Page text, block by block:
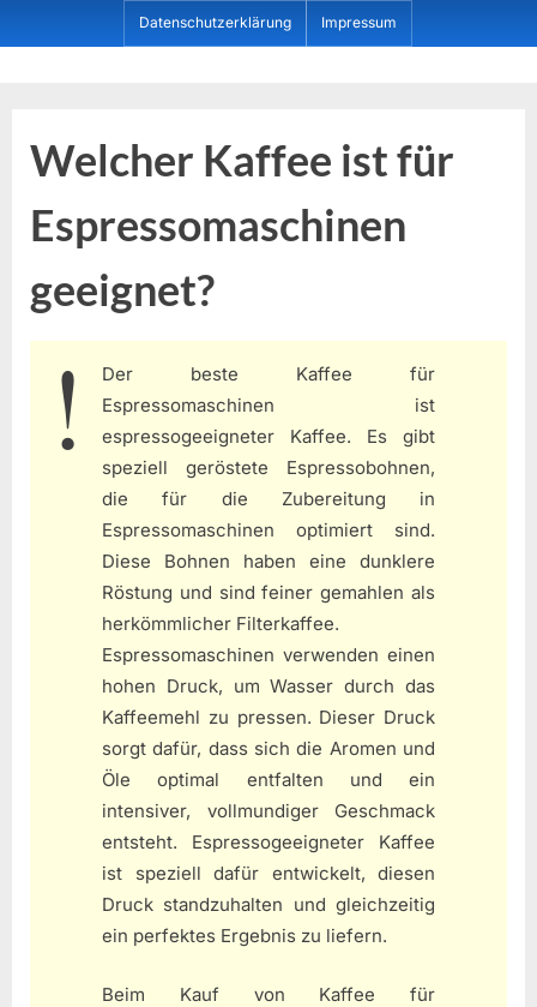
to
Datenschutzerklärung Impressum
Welcher Kaffee ist für
Espressomaschinen
geeignet?
Der beste Kaffee für
Espressomaschinen ist
espressogeeigneter Kaffee. Es gibt
speziell geröstete Espressobohnen,
die für die Zubereitung in
Espressomaschinen optimiert sind.
Diese Bohnen haben eine dunklere
Röstung und sind feiner gemahlen als
herkömmlicher Filterkaffee.
Espressomaschinen verwenden einen
hohen Druck, um Wasser durch das
Kaffeemehl zu pressen. Dieser Druck
sorgt dafür, dass sich die Aromen und
Öle optimal entfalten und ein
intensiver, vollmundiger Geschmack
entsteht. Espressogeeigneter Kaffee
ist speziell dafür entwickelt, diesen
Druck standzuhalten und gleichzeitig
ein perfektes Ergebnis zu liefern.
Beim Kauf von Kaffee für